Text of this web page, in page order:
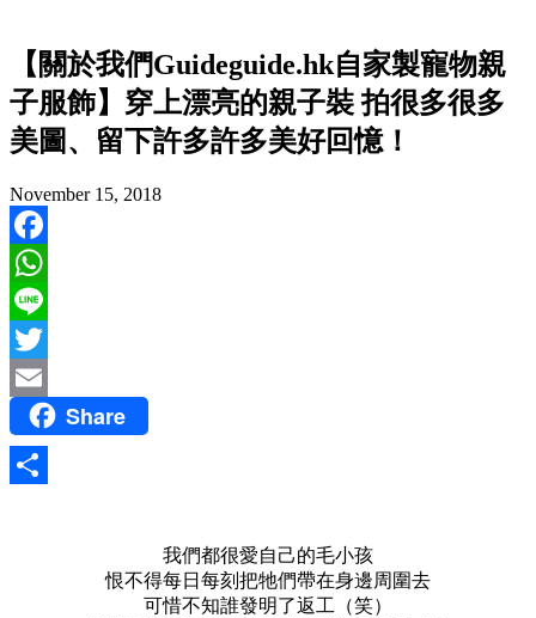
【關於我們Guideguide.hk自家製寵物親
子服飾】穿上漂亮的親子裝 拍很多很多
美圖、留下許多許多美好回憶！
November 15, 2018
Facebook
WhatsApp
Line
Twitter
Email Share
我們都很愛自己的毛小孩
恨不得每日每刻把牠們帶在身邊周圍去
可惜不知誰發明了返工（笑）